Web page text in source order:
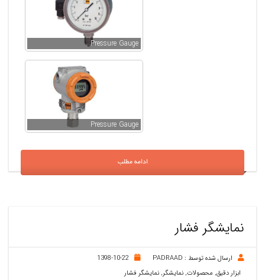
Pressure Gauge
Pressure Gauge
ادامه مطلب
نمایشگر فشار
ارسال شده توسط : PADRAAD
1398-10-22
ابزار دقیق, محصولات,نمایشگر,نمایشگر فشار